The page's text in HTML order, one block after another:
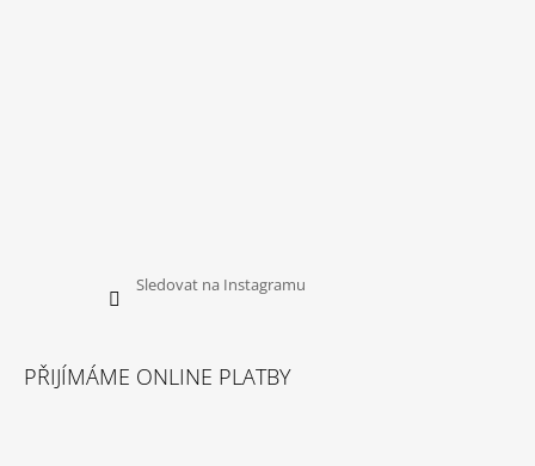
Sledovat na Instagramu
PŘIJÍMÁME ONLINE PLATBY